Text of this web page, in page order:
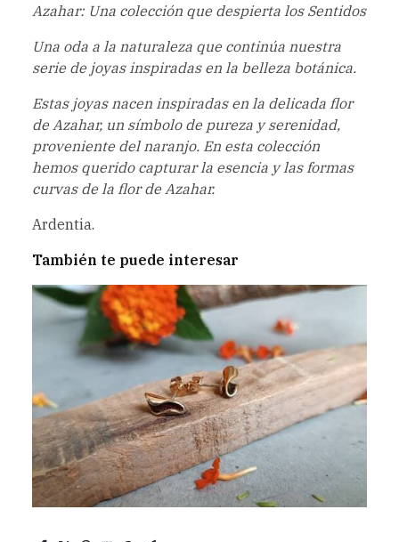
Azahar: Una colección que despierta los Sentidos
Una oda a la naturaleza que continúa nuestra
serie de joyas inspiradas en la belleza botánica.
Estas joyas nacen inspiradas en la delicada flor
de Azahar, un símbolo de pureza y serenidad,
proveniente del naranjo. En esta colección
hemos querido capturar la esencia y las formas
curvas de la flor de Azahar.
Ardentia.
También te puede interesar